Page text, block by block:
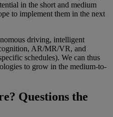
in the short and medium
to implement them in the next
driving, intelligent
AR/MR/VR, and
schedules). We can thus
to grow in the medium-to-
Questions the